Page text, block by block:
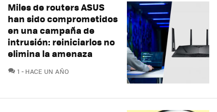
Miles de routers ASUS
han sido comprometidos
en una campaña de
intrusión: reiniciarlos no
elimina la amenaza
1 COMENTARIOS
HACE UN AÑO